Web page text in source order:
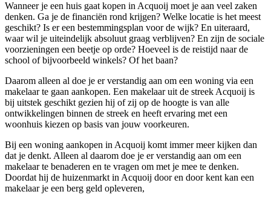
Wanneer je een huis gaat kopen in Acquoij moet je aan veel zaken
denken. Ga je de financiën rond krijgen? Welke locatie is het meest
geschikt? Is er een bestemmingsplan voor de wijk? En uiteraard,
waar wil je uiteindelijk absoluut graag verblijven? En zijn de sociale
voorzieningen een beetje op orde? Hoeveel is de reistijd naar de
school of bijvoorbeeld winkels? Of het baan?
Daarom alleen al doe je er verstandig aan om een woning via een
makelaar te gaan aankopen. Een makelaar uit de streek Acquoij is
bij uitstek geschikt gezien hij of zij op de hoogte is van alle
ontwikkelingen binnen de streek en heeft ervaring met een
woonhuis kiezen op basis van jouw voorkeuren.
Bij een woning aankopen in Acquoij komt immer meer kijken dan
dat je denkt. Alleen al daarom doe je er verstandig aan om een
makelaar te benaderen en te vragen om met je mee te denken.
Doordat hij de huizenmarkt in Acquoij door en door kent kan een
makelaar je een berg geld opleveren,